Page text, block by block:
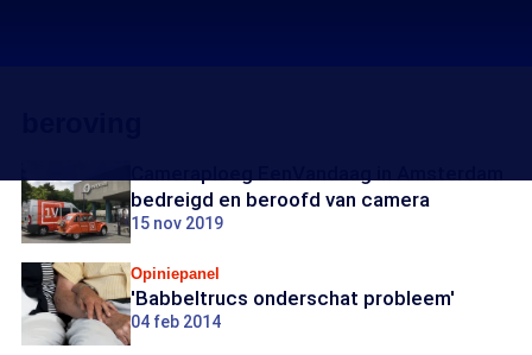
bedreigd en beroofd van camera
15 nov 2019
Opiniepanel
'Babbeltrucs onderschat probleem'
04 feb 2014